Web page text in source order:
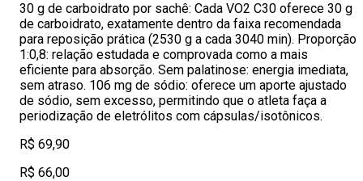
30 g de carboidrato por sachê: Cada VO2 C30 oferece 30 g
de carboidrato, exatamente dentro da faixa recomendada
para reposição prática (2530 g a cada 3040 min). Proporção
1:0,8: relação estudada e comprovada como a mais
eficiente para absorção. Sem palatinose: energia imediata,
sem atraso. 106 mg de sódio: oferece um aporte ajustado
de sódio, sem excesso, permitindo que o atleta faça a
periodização de eletrólitos com cápsulas/isotônicos.
R$ 69,90
R$ 66,00